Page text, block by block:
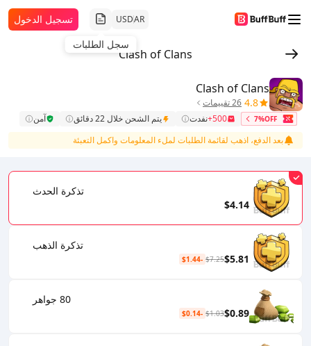
AR
USD
سجل الطلبات
تسجيل الدخول
Clash of Clans
Clash of Clans
4.8 26 تقييمات
7%OFF
500+ نفدت يتم الشحن خلال 22 دقائق
آمن
بعد الدفع، اذهب لقائمة الطلبات لملء المعلومات واكمل التعبئة
تذكرة الحدث
$4.14
تذكرة الذهب
$5.81
$7.25
-$1.44
80 جواهر
$0.89
$1.03
-$0.14